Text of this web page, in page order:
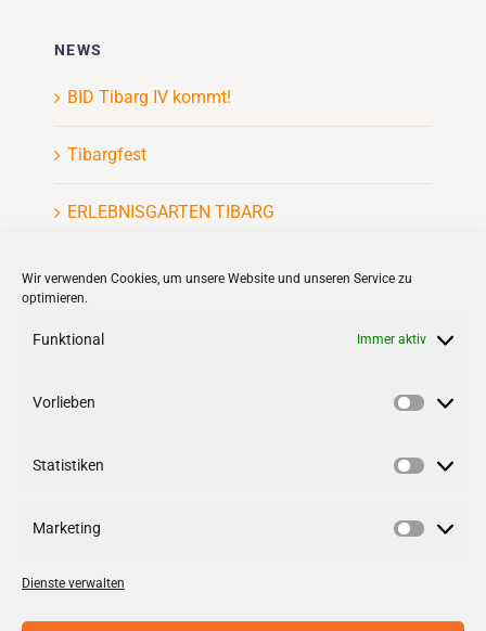
Wir verwenden Cookies, um unsere Website und unseren Service zu
optimieren.
Funktional Immer aktiv
Vorlieben
Statistiken
Marketing
Dienste verwalten
NEWS
BID Tibarg IV kommt!
Tibargfest
ERLEBNISGARTEN TIBARG
Kinderflohmarkt
Follow us on